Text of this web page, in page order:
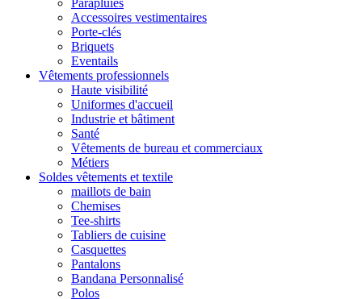
Parapluies
Accessoires vestimentaires
Porte-clés
Briquets
Eventails
Vêtements professionnels
Haute visibilité
Uniformes d'accueil
Industrie et bâtiment
Santé
Vêtements de bureau et commerciaux
Métiers
Soldes vêtements et textile
maillots de bain
Chemises
Tee-shirts
Tabliers de cuisine
Casquettes
Pantalons
Bandana Personnalisé
Polos